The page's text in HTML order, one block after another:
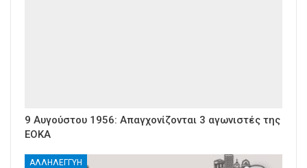
9 Αυγούστου 1956: Απαγχονίζονται 3 αγωνιστές της
ΕΟΚΑ
ΑΛΛΗΛΕΓΓΎΗ